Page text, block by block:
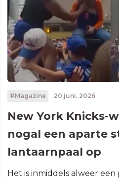
#Magazine 20 juni, 2026
New York Knicks-
nogal een aparte
lantaarnpaal op
Het is inmiddels alweer